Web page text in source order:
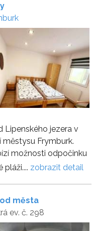
Lipenského jezera v
Frymburk.
možnosti odpočinku
zobrazit detail
města
ev. č. 298